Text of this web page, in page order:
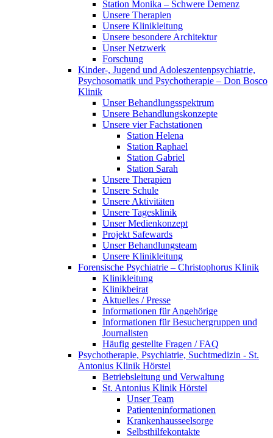
Station Monika – Schwere Demenz
Unsere Therapien
Unsere Klinikleitung
Unsere besondere Architektur
Unser Netzwerk
Forschung
Kinder-, Jugend und Adoleszentenpsychiatrie,
Psychosomatik und Psychotherapie – Don Bosco
Klinik
Unser Behandlungsspektrum
Unsere Behandlungskonzepte
Unsere vier Fachstationen
Station Helena
Station Raphael
Station Gabriel
Station Sarah
Unsere Therapien
Unsere Schule
Unsere Aktivitäten
Unsere Tagesklinik
Unser Medienkonzept
Projekt Safewards
Unser Behandlungsteam
Unsere Klinikleitung
Forensische Psychiatrie – Christophorus Klinik
Klinikleitung
Klinikbeirat
Aktuelles / Presse
Informationen für Angehörige
Informationen für Besuchergruppen und
Journalisten
Häufig gestellte Fragen / FAQ
Psychotherapie, Psychiatrie, Suchtmedizin - St.
Antonius Klinik Hörstel
Betriebsleitung und Verwaltung
St. Antonius Klinik Hörstel
Unser Team
Patienteninformationen
Krankenhausseelsorge
Selbsthilfekontakte